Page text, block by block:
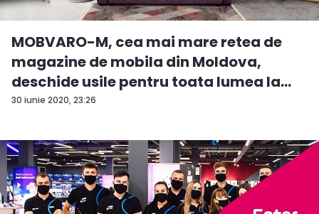
30 iunie 2020, 23:26
MOBVARO-M, cea mai mare retea de
magazine de mobila din Moldova,
deschide usile pentru toata lumea la
inc...